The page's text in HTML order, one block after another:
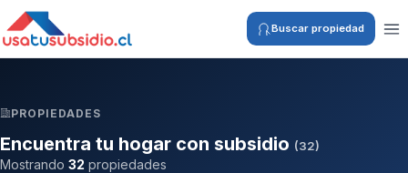
Buscar propiedad
PROPIEDADES
Encuentra tu hogar con subsidio (32)
Mostrando 32 propiedades